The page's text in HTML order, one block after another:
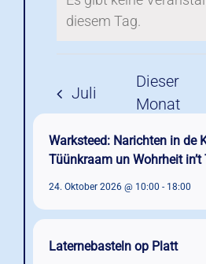
Warksteed: Narichten in de
Tüünkraam un Wohrheit
24. Oktober 2026 @ 10:00 - 18:00
Laternebasteln op Platt